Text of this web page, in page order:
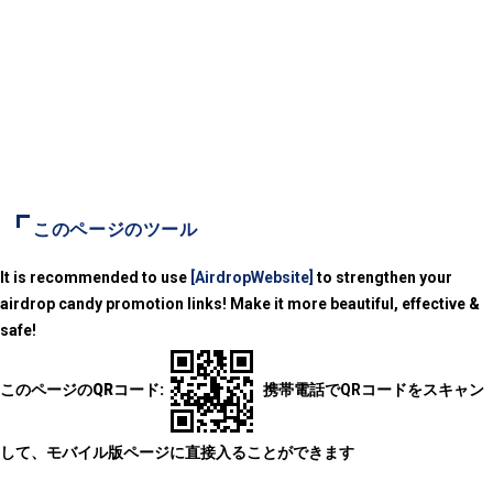
このページのツール
It is recommended to use [AirdropWebsite] to strengthen your
airdrop candy promotion links! Make it more beautiful, effective &
safe!
このページのQRコード: 携帯電話でQRコードをスキャン
して、モバイル版ページに直接入ることができます